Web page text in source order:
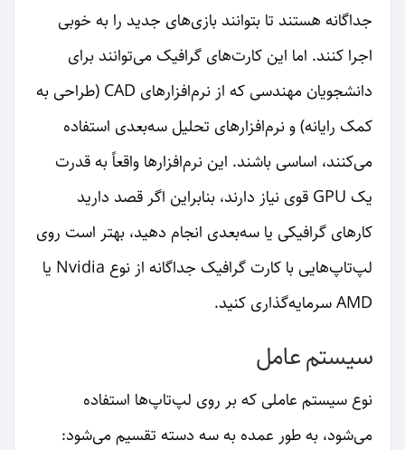
جداگانه هستند تا بتوانند بازی‌های جدید را به خوبی
اجرا کنند. اما این کارت‌های گرافیک می‌توانند برای
دانشجویان مهندسی که از نرم‌افزارهای CAD (طراحی به
کمک رایانه) و نرم‌افزارهای تحلیل سه‌بعدی استفاده
می‌کنند، اساسی باشند. این نرم‌افزارها واقعاً به قدرت
یک GPU قوی نیاز دارند، بنابراین اگر قصد دارید
کارهای گرافیکی یا سه‌بعدی انجام دهید، بهتر است روی
لپ‌تاپ‌هایی با کارت گرافیک جداگانه از نوع Nvidia یا
AMD سرمایه‌گذاری کنید.
سیستم عامل
نوع سیستم عاملی که بر روی لپ‌تاپ‌ها استفاده
می‌شود، به طور عمده به سه دسته تقسیم می‌شود: